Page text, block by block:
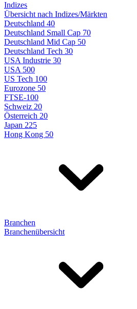
Indizes
Übersicht nach Indizes/Märkten
Deutschland 40
Deutschland Small Cap 70
Deutschland Mid Cap 50
Deutschland Tech 30
USA Industrie 30
USA 500
US Tech 100
Eurozone 50
FTSE-100
Schweiz 20
Österreich 20
Japan 225
Hong Kong 50
Branchen
Branchenübersicht